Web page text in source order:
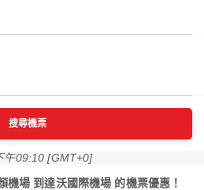
搜尋機票
午09:10 [GMT+0]
機場 到達沃國際機場 的機票優惠！